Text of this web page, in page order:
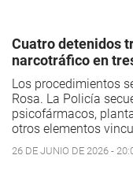
Cuatro detenidos
narcotráfico en
Los procedimientos
Rosa. La Policía
psicofármacos,
otros elementos
26 DE JUNIO DE 2026 -